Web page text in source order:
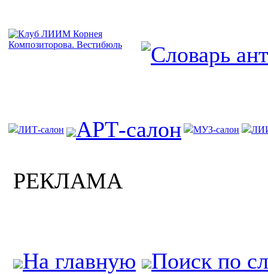
ЛИТ-салон АРТ-салон МУЗ-салон
РЕКЛАМА
На главную
Поиск по